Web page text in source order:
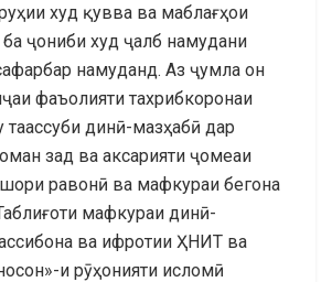
худ қувва ва маблағҳои
ҷониби худ ҷалб намудани
намуданд. Аз ҷумла он
фаъолияти тахрибкоронаи
динӣ-мазҳабӣ дар
зад ва аксарияти ҷомеаи
равонӣ ва мафкураи бегона
мафкураи динӣ-
ва ифротии ҲНИТ ва
и рӯҳонияти исломӣ